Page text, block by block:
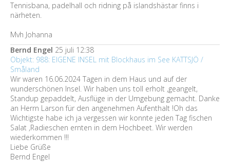
Tennisbana, padelhall och ridning på islandshästar finns i
närheten.
Mvh Johanna
Bernd Engel 25 juli 12:38
Objekt: 988: EIGENE INSEL mit Blockhaus im See KATTSJÖ /
Småland
Wir waren 16.06.2024 Tagen in dem Haus und auf der
wunderschönen Insel. Wir haben uns toll erholt ,geangelt,
Standup gepaddelt, Ausflüge in der Umgebung gemacht. Danke
an Herrn Larson für den angenehmen Aufenthalt !Oh das
Wichtigste habe ich ja vergessen wir konnte jeden Tag fischen
Salat ,Radieschen ernten in dem Hochbeet. Wir werden
wiederkommen !!!
Liebe Grüße
Bernd Engel